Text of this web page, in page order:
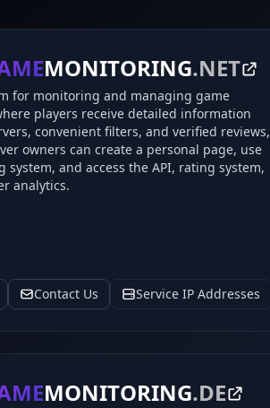
MONITORING.NET
for monitoring and managing game
players receive detailed information
convenient filters, and verified reviews,
owners can create a personal page, use
system, and access the API, rating system,
analytics.
Contact Us Service IP Addresses
MONITORING.DE